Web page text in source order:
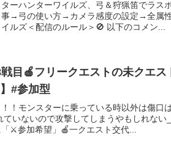
ーハンターワイルズ、弓＆狩猟笛でラス
→弓の使い方→カメラ感度の設定→全属
ズ＜配信のルール＞🚫 以下のコメン...
戦目🍎フリークエストの未クエ
#参加型
！モンスターに乗っている時以外は傷口
ていないので攻撃してしまうやもしれな
⚔️参加希望」🍎一クエスト交代...